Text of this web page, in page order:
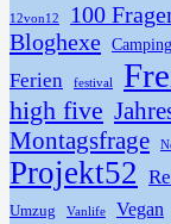
12von12 100
Bloghexe Camping
Ferien festival
high five
Montagsfrage
Projekt52
Umzug Vanlife Vegan